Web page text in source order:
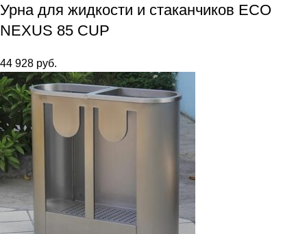
Урна для жидкости и стаканчиков ECO
NEXUS 85 CUP
44 928 руб.